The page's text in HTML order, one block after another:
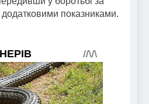
показниками.